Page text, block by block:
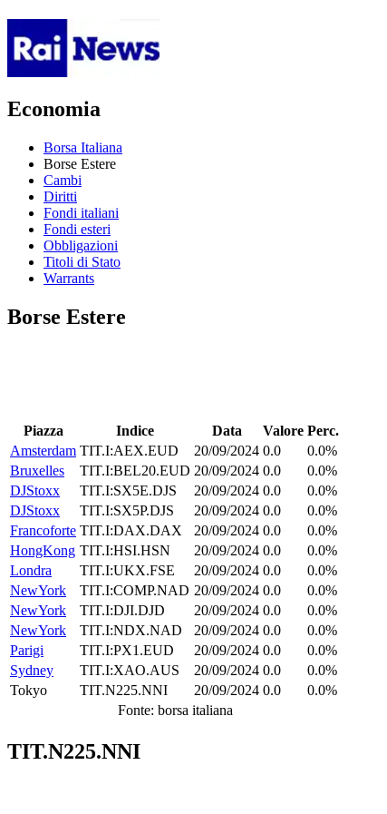
Economia
Borsa Italiana
Borse Estere
Cambi
Diritti
Fondi italiani
Fondi esteri
Obbligazioni
Titoli di Stato
Warrants
Borse Estere
Piazza Indice Data Valore Perc.
Amsterdam TIT.I:AEX.EUD 20/09/2024 0.0
0.0%
Bruxelles
TIT.I:BEL20.EUD 20/09/2024 0.0
0.0%
DJStoxx
TIT.I:SX5E.DJS 20/09/2024 0.0
0.0%
DJStoxx
TIT.I:SX5P.DJS 20/09/2024 0.0
0.0%
Francoforte TIT.I:DAX.DAX 20/09/2024 0.0
0.0%
HongKong TIT.I:HSI.HSN 20/09/2024 0.0
0.0%
Londra
TIT.I:UKX.FSE 20/09/2024 0.0
0.0%
NewYork
TIT.I:COMP.NAD 20/09/2024 0.0
0.0%
NewYork
TIT.I:DJI.DJD 20/09/2024 0.0
0.0%
NewYork
TIT.I:NDX.NAD 20/09/2024 0.0
0.0%
Parigi
TIT.I:PX1.EUD 20/09/2024 0.0
0.0%
Sydney
TIT.I:XAO.AUS 20/09/2024 0.0
0.0%
Tokyo
TIT.N225.NNI 20/09/2024 0.0
0.0%
Fonte: borsa italiana
TIT.N225.NNI